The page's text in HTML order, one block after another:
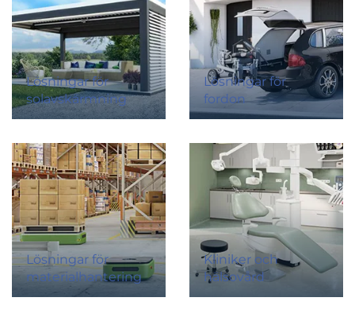
Lösningar för
solavskärmning
Lösningar för
fordon
Lösningar för
materialhantering
Kliniker och
hälsovård